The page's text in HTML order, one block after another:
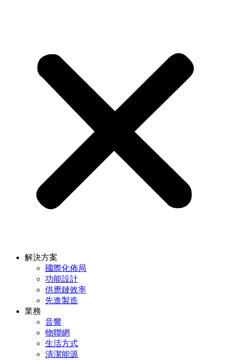
解決方案
國際化佈局
功能設計
供應鏈效率
先進製造
業務
音響
物聯網
生活方式
清潔能源